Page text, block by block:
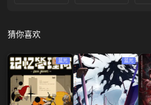
猜你喜欢
蓝光 蓝光